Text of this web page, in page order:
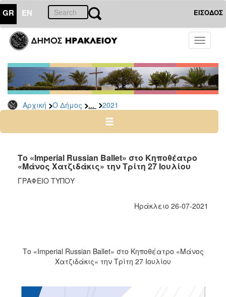
GR EN ΕΙΣΟΔΟΣ
Toggle
Αρχική Ο Δήμος ... 2021
ΔΗΜΟΣ
Δελτία
Τύπου
Αρχείο
2026
2024
2022
2021
2016
2013
Το «Imperial Russian Ballet» στο Κηποθέατρο
«Μάνος Χατζιδάκις» την Τρίτη 27 Ιουλίου
ΓΡΑΦΕΙΟ ΤΥΠΟΥ
Ηράκλειο 26-07-2021
Το «Imperial Russian Ballet» στο Κηποθέατρο «Μάνος
Χατζιδάκις» την Τρίτη 27 Ιουλίου